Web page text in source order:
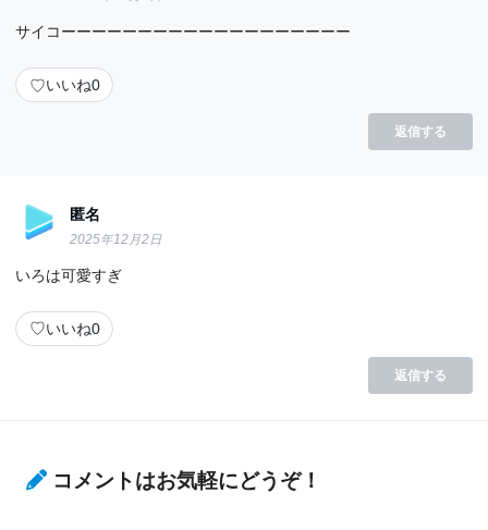
サイコーーーーーーーーーーーーーーーーーーー
♡いいね0
返信する
匿名
2025年12月2日
いろは可愛すぎ
♡いいね0
返信する
コメントはお気軽にどうぞ！